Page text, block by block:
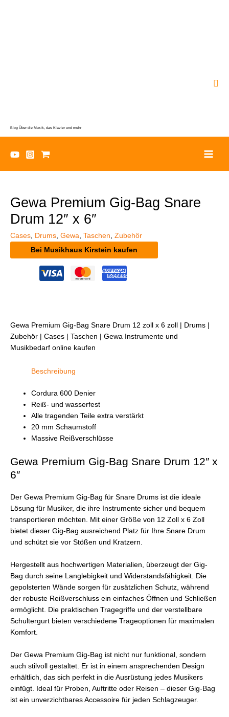
Blog Über die Musik, das Klavier und mehr
Gewa Premium Gig-Bag Snare
Drum 12″ x 6″
Cases Drums Gewa Taschen Zubehör
Bei Musikhaus Kirstein kaufen
Gewa Premium Gig-Bag Snare Drum 12 zoll x 6 zoll | Drums |
Zubehör | Cases | Taschen | Gewa Instrumente und
Musikbedarf online kaufen
Beschreibung
Cordura 600 Denier
Reiß- und wasserfest
Alle tragenden Teile extra verstärkt
20 mm Schaumstoff
Massive Reißverschlüsse
Gewa Premium Gig-Bag Snare Drum 12″ x
6″
Der Gewa Premium Gig-Bag für Snare Drums ist die ideale
Lösung für Musiker, die ihre Instrumente sicher und bequem
transportieren möchten. Mit einer Größe von 12 Zoll x 6 Zoll
bietet dieser Gig-Bag ausreichend Platz für Ihre Snare Drum
und schützt sie vor Stößen und Kratzern.
Hergestellt aus hochwertigen Materialien, überzeugt der Gig-
Bag durch seine Langlebigkeit und Widerstandsfähigkeit. Die
gepolsterten Wände sorgen für zusätzlichen Schutz, während
der robuste Reißverschluss ein einfaches Öffnen und Schließen
ermöglicht. Die praktischen Tragegriffe und der verstellbare
Schultergurt bieten verschiedene Trageoptionen für maximalen
Komfort.
Der Gewa Premium Gig-Bag ist nicht nur funktional, sondern
auch stilvoll gestaltet. Er ist in einem ansprechenden Design
erhältlich, das sich perfekt in die Ausrüstung jedes Musikers
einfügt. Ideal für Proben, Auftritte oder Reisen – dieser Gig-Bag
ist ein unverzichtbares Accessoire für jeden Schlagzeuger.